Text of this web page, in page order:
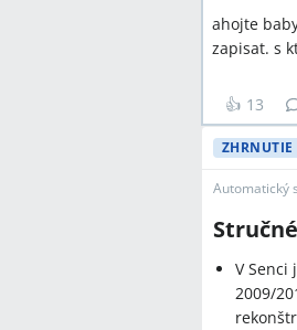
ahojte
zapisat. s
👍 13
ZHRNUTIE
Automatický
V Senci
2009/